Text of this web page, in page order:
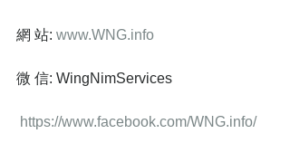
網 站: www.WNG.info
微 信: WingNimServices
https://www.facebook.com/WNG.info/